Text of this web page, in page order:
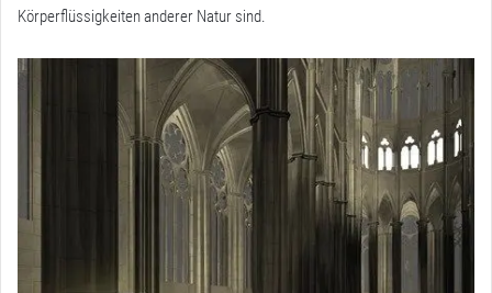
Körperflüssigkeiten anderer Natur sind.